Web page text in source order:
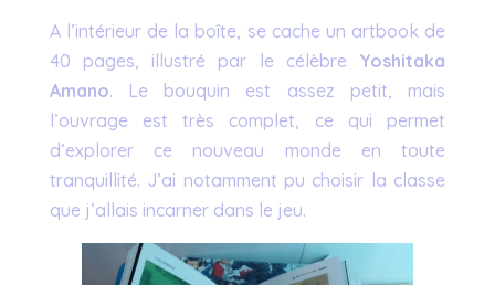
A l’intérieur de la boîte, se cache un artbook de
40 pages, illustré par le célèbre Yoshitaka
Amano. Le bouquin est assez petit, mais
l’ouvrage est très complet, ce qui permet
d’explorer ce nouveau monde en toute
tranquillité. J’ai notamment pu choisir la classe
que j’allais incarner dans le jeu.